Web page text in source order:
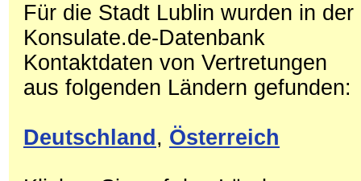
Für die Stadt Lublin wurden in der
Konsulate.de-Datenbank
Kontaktdaten von Vertretungen
aus folgenden Ländern gefunden:
Deutschland , Österreich